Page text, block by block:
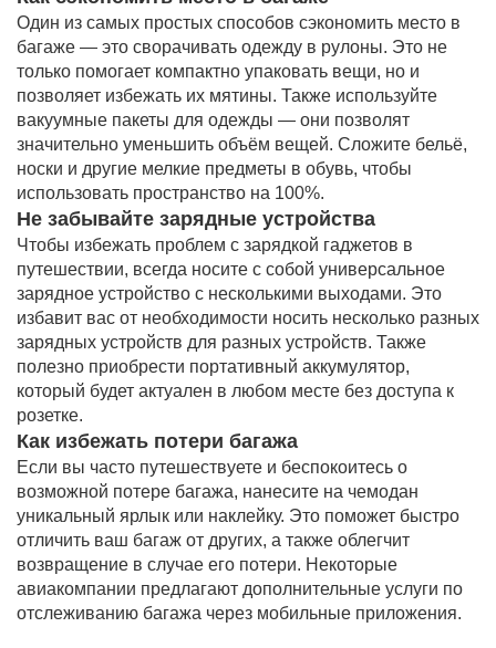
Один из самых простых способов сэкономить место в
багаже — это сворачивать одежду в рулоны. Это не
только помогает компактно упаковать вещи, но и
позволяет избежать их мятины. Также используйте
вакуумные пакеты для одежды — они позволят
значительно уменьшить объём вещей. Сложите бельё,
носки и другие мелкие предметы в обувь, чтобы
использовать пространство на 100%.
Не забывайте зарядные устройства
Чтобы избежать проблем с зарядкой гаджетов в
путешествии, всегда носите с собой универсальное
зарядное устройство с несколькими выходами. Это
избавит вас от необходимости носить несколько разных
зарядных устройств для разных устройств. Также
полезно приобрести портативный аккумулятор,
который будет актуален в любом месте без доступа к
розетке.
Как избежать потери багажа
Если вы часто путешествуете и беспокоитесь о
возможной потере багажа, нанесите на чемодан
уникальный ярлык или наклейку. Это поможет быстро
отличить ваш багаж от других, а также облегчит
возвращение в случае его потери. Некоторые
авиакомпании предлагают дополнительные услуги по
отслеживанию багажа через мобильные приложения.